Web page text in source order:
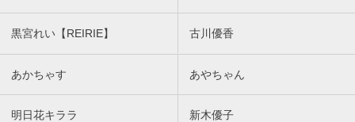
黒宮れい【REIRIE】 古川優香
あかちゃす あやちゃん
明日花キララ 新木優子